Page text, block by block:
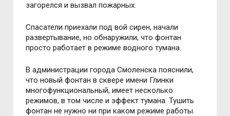
загорелся и вызвал пожарных.
Спасатели приехали под вой сирен, начали
развертывание, но обнаружили, что фонтан
просто работает в режиме водного тумана.
В администрации города Смоленска пояснили,
что новый фонтан в сквере имени Глинки
многофункциональный, имеет несколько
режимов, в том числе и эффект тумана. Тушить
фонтан не нужно ни при каком режиме работы.